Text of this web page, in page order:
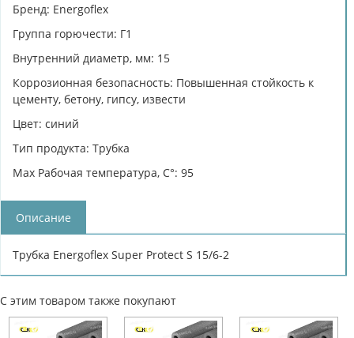
Бренд: Energoflex
Группа горючести: Г1
Внутренний диаметр, мм: 15
Коррозионная безопасность: Повышенная стойкость к
цементу, бетону, гипсу, извести
Цвет: синий
Тип продукта: Трубка
Max Рабочая температура, C°: 95
Описание
Трубка Energoflex Super Protect S 15/6-2
С этим товаром также покупают